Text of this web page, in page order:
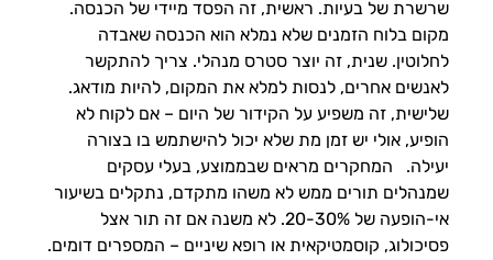
שרשרת של בעיות. ראשית, זה הפסד מיידי של הכנסה.
מקום בלוח הזמנים שלא נמלא הוא הכנסה שאבדה
לחלוטין. שנית, זה יוצר סטרס מנהלי. צריך להתקשר
לאנשים אחרים, לנסות למלא את המקום, להיות מודאג.
שלישית, זה משפיע על הקידור של היום – אם לקוח לא
הופיע, אולי יש זמן מת שלא יכול להישתמש בו בצורה
יעילה. המחקרים מראים שבממוצע, בעלי עסקים
שמנהלים תורים ממש לא משהו מתקדם, נתקלים בשיעור
אי-הופעה של 20-30%. לא משנה אם זה תור אצל
פסיכולוג, קוסמטיקאית או רופא שיניים – המספרים דומים.